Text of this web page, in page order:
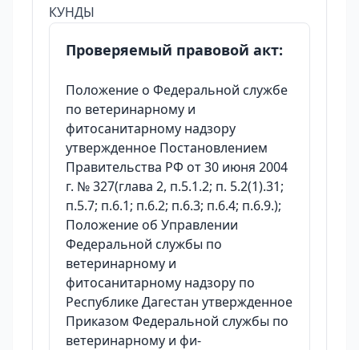
КУНДЫ
Проверяемый правовой акт:
Положение о Федеральной службе
по ветеринарному и
фитосанитарному надзору
утвержденное Постановлением
Правительства РФ от 30 июня 2004
г. № 327(глава 2, п.5.1.2; п. 5.2(1).31;
п.5.7; п.6.1; п.6.2; п.6.3; п.6.4; п.6.9.);
Положение об Управлении
Федеральной службы по
ветеринарному и
фитосанитарному надзору по
Республике Дагестан утвержденное
Приказом Федеральной службы по
ветеринарному и фи-